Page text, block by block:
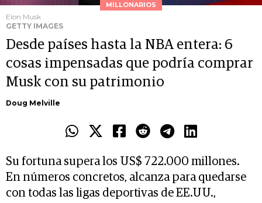
MILLONARIOS
Elon Musk
GETTY IMAGES
Desde países hasta la NBA entera: 6
cosas impensadas que podría comprar
Musk con su patrimonio
Doug Melville
Su fortuna supera los US$ 722.000 millones.
En números concretos, alcanza para quedarse
con todas las ligas deportivas de EE.UU.,